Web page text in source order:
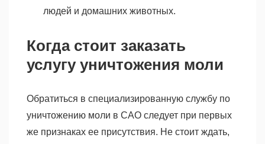
людей и домашних животных.
Когда стоит заказать
услугу уничтожения моли
Обратиться в специализированную службу по
уничтожению моли в САО следует при первых
же признаках ее присутствия. Не стоит ждать,